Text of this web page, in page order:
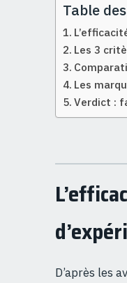
Table
Les 3
Les
Verdict :
D’après les